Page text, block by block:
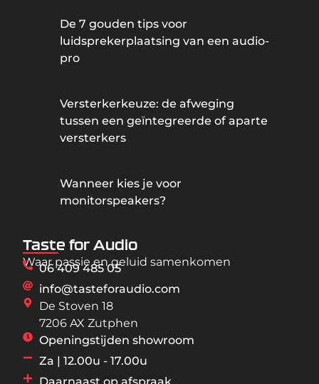
De 7 gouden tips voor
luidsprekerplaatsing van een audio-
pro
Versterkerkeuze: de afweging
tussen een geïntegreerde of aparte
versterkers
Wanneer kies je voor
monitorspeakers?
Taste for Audio
Waar passie en geluid samenkomen
06 409 485 05
info@tasteforaudio.com
De Stoven 18
7206 AX Zutphen
Openingstijden showroom
Za | 12.00u - 17.00u
Daarnaast op afspraak